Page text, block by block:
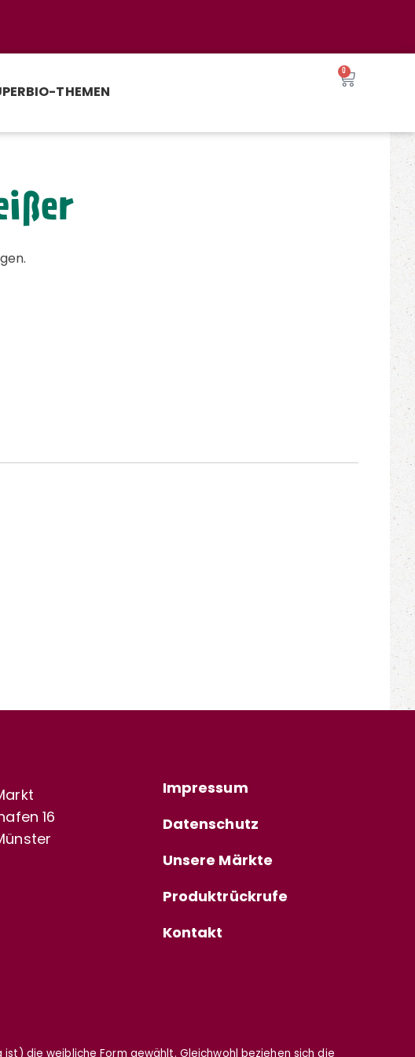
THEMEN
0
16
Impressum
Datenschutz
Unsere Märkte
Produktrückrufe
Kontakt
die weibliche Form gewählt. Gleichwohl beziehen sich die